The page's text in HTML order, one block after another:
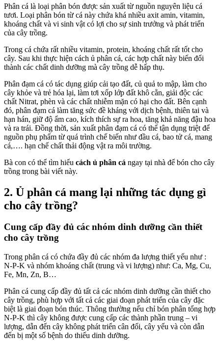
Phân cá là loại phân bón được sản xuất từ nguồn nguyên liệu cá
tươi. Loại phân bón từ cá này chứa khá nhiều axit amin, vitamin,
khoáng chất và vi sinh vật có lợi cho sự sinh trưởng và phát triển
của cây trồng.
Trong cá chứa rất nhiều vitamin, protein, khoáng chất rất tốt cho
cây. Sau khi thực hiện cách ủ phân cá, các hợp chất này biến đổi
thành các chất dinh dưỡng mà cây trồng dễ hấp thụ.
Phân đạm cá có tác dụng giúp cải tạo đất, củ quả to mập, làm cho
cây khỏe và trẻ hóa lại, làm tơi xốp lớp đất khô cằn, giải độc các
chất Nitrat, phèn và các chất nhiễm mặn có hại cho đất. Bên cạnh
đó, phân đạm cá làm tăng sức đề kháng với dịch bệnh, thiên tai và
hạn hán, giữ độ ẩm cao, kích thích sự ra hoa, tăng khả năng đậu hoa
và ra trái. Đồng thời, sản xuất phân đạm cá có thể tận dụng triệt để
nguồn phụ phẩm từ quá trình chế biến như đầu cá, bao tử cá, mang
cá,…. hạn chế chất thải động vật ra môi trường.
Bà con có thể tìm hiểu cách ủ phân cá ngay tại nhà để bón cho cây
trồng trong bài viết này.
2. Ủ phân cá mang lại những tác dụng gì
cho cây trồng?
Cung cấp đầy đủ các nhóm dinh dưỡng cần thiết
cho cây trồng
Trong phân cá có chứa đầy đủ các nhóm đa lượng thiết yếu như :
N-P-K và nhóm khoáng chất (trung và vi lượng) như: Ca, Mg, Cu,
Fe, Mn, Zn, B…
Phân cá cung cấp đầy đủ tất cả các nhóm dinh dưỡng cần thiết cho
cây trồng, phù hợp với tất cả các giai đoạn phát triển của cây đặc
biệt là giai đoạn bón thúc. Thông thường nếu chỉ bón phân tổng hợp
N-P-K thì cây không được cung cấp các thành phần trung – vi
lượng, dẫn đến cây không phát triển cân đối, cây yếu và còn dẫn
đến bị một số bệnh do thiếu dinh dưỡng.